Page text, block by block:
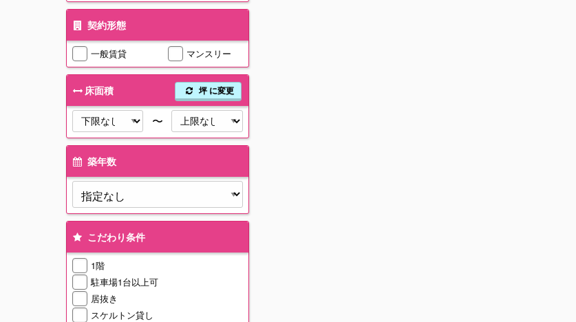
契約形態
一般賃貸 マンスリー
床面積 坪 に変更
〜
築年数
こだわり条件
1階
駐車場1台以上可
居抜き
スケルトン貸し